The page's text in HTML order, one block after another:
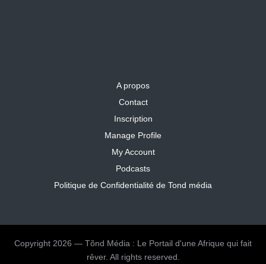
A propos
Contact
Inscription
Manage Profile
My Account
Podcasts
Politique de Confidentialité de Tond média
Copyright 2026 — Tõnd Média : Le Portail d'une Afrique qui fait
rêver. All rights reserved.